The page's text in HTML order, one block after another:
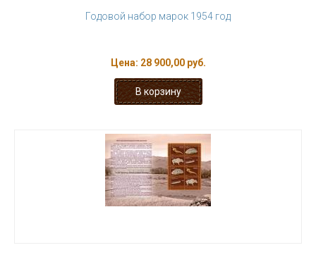
Годовой набор марок 1954 год
Цена: 28 900,00 руб.